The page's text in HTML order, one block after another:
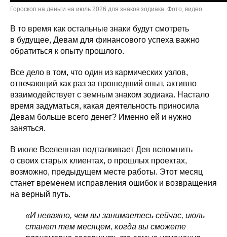
Гороскоп на деньги на июль 2026 для знаков зодиака. Фото, видео:
В то время как остальные знаки будут смотреть
в будущее, Девам для финансового успеха важно
обратиться к опыту прошлого.
Все дело в том, что один из кармических узлов,
отвечающий как раз за прошедший опыт, активно
взаимодействует с земным знаком зодиака. Настало
время задуматься, какая деятельность приносила
Девам больше всего денег? Именно ей и нужно
заняться.
В июле Вселенная подталкивает Дев вспомнить
о своих старых клиентах, о прошлых проектах,
возможно, предыдущем месте работы. Этот месяц
станет временем исправления ошибок и возвращения
на верный путь.
«И неважно, чем вы занимаетесь сейчас, июль
станет тем месяцем, когда вы сможете